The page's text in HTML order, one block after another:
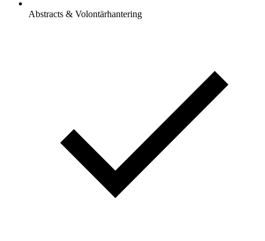
Abstracts & Volontärhantering